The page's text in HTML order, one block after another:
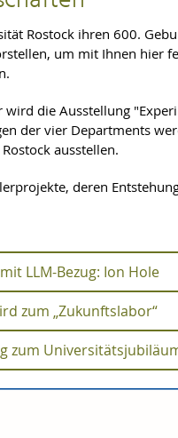
Rostock ihren 600.
um mit Ihnen hier
wird die Ausstellung
der vier Departments
ausstellen.
deren
LLM-Bezug: Ion Hole
mit
Gelfand
zum „Zukunftslabor“
wird
zum
zum